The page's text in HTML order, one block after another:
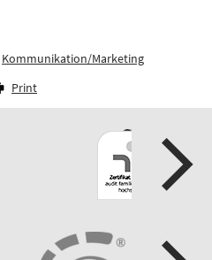
Kommunikation/Marketing
Print